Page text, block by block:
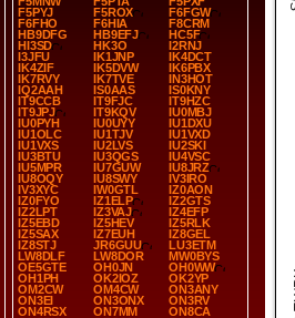
F5PYJ
F5ROX
F6FGW
F6FHO
F6HIA
F8CRM
HB9DFG
HB9EFJ
HC5F
HI3SD
HK3O
I2RNJ
I3JFU
IK1JNP
IK4DCT
IK4ZIF
IK5DVW
IK6PBX
IK7RVY
IK7TVE
IN3HOT
IQ2AAH
IS0AAS
IS0KNY
IT9CCB
IT9FJC
IT9HZC
IT9JPJ
IT9KQV
IU0MBJ
IU0PYH
IU0UYY
IU1DXU
IU1OLC
IU1TJV
IU1VXD
IU1VXS
IU2LVS
IU2SKI
IU3BTU
IU3QGS
IU4VSC
IU5MPR
IU7GUW
IU8JRZ
IU8OQY
IU8SWY
IV3IRO
IV3XYC
IW0GTL
IZ0AON
IZ0FYO
IZ1ELP
IZ2GTS
IZ2LPT
IZ3VAJ
IZ4EFP
IZ5EBD
IZ5HEV
IZ5RLK
IZ5SAX
IZ7EUH
IZ8GEL
IZ8STJ
JR6GUU
LU3ETM
LW8DLF
LW8DOR
MW0BYS
OE5GTE
OH0JN
OH0WW
OH1PH
OK2IOZ
OK2YP
OM2CW
OM4CW
ON3ANY
ON3EI
ON3ONX
ON3RV
ON4RSX
ON7MM
ON8CA